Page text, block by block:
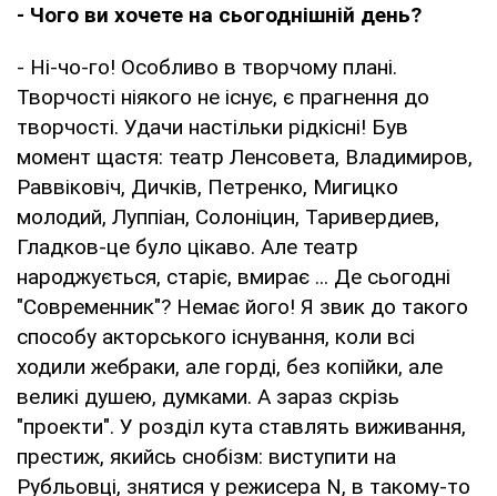
- Чого ви хочете на сьогоднішній день?
- Ні-чо-го! Особливо в творчому плані.
Творчості ніякого не існує, є прагнення до
творчості. Удачи настільки рідкісні! Був
момент щастя: театр Ленсовета, Владимиров,
Раввіковіч, Дичків, Петренко, Мигицко
молодий, Луппіан, Солоніцин, Таривердиев,
Гладков-це було цікаво. Але театр
народжується, старіє, вмирає ... Де сьогодні
"Современник"? Немає його! Я звик до такого
способу акторського існування, коли всі
ходили жебраки, але горді, без копійки, але
великі душею, думками. А зараз скрізь
"проекти". У розділ кута ставлять виживання,
престиж, якийсь снобізм: виступити на
Рубльовці, знятися у режисера N, в такому-то